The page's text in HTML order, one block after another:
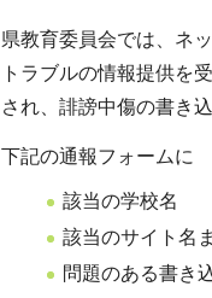
県教育委員会では、ネ
トラブルの情報提供を
され、誹謗中傷の書き
下記の通報フォームに
該当の学校名
該当のサイト名
問題のある書き